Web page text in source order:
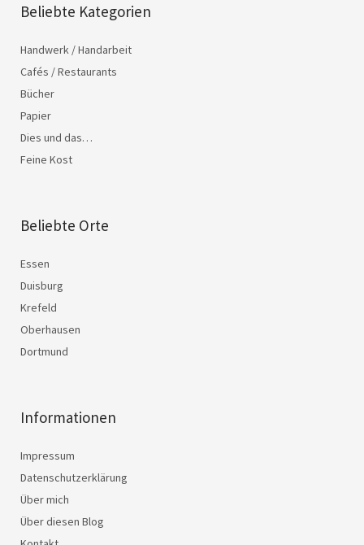
Beliebte Kategorien
Handwerk / Handarbeit
Cafés / Restaurants
Bücher
Papier
Dies und das…
Feine Kost
Beliebte Orte
Essen
Duisburg
Krefeld
Oberhausen
Dortmund
Informationen
Impressum
Datenschutzerklärung
Über mich
Über diesen Blog